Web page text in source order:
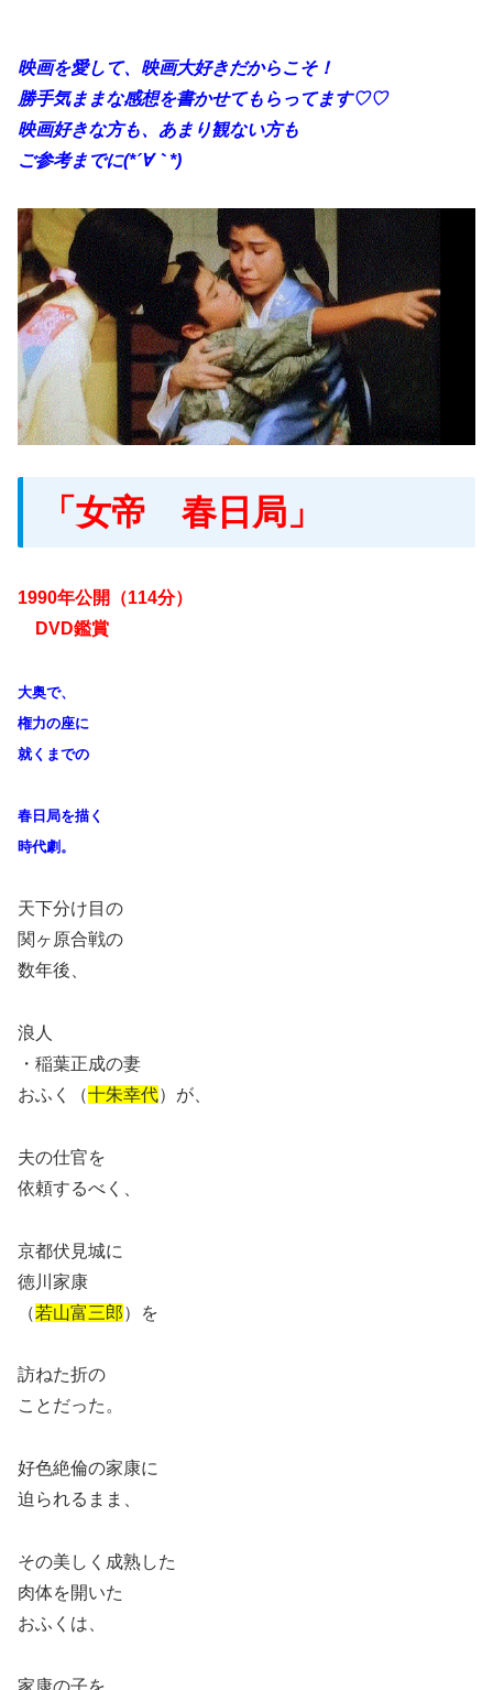
映画を愛して、映画大好きだからこそ！
勝手気ままな感想を書かせてもらってます♡♡
映画好きな方も、あまり観ない方も
ご参考までに(*´∀｀*)
「女帝 春日局」
1990年公開（114分）
DVD鑑賞
大奥で、
権力の座に
就くまでの
春日局を描く
時代劇。
天下分け目の
関ヶ原合戦の
数年後、
浪人
・稲葉正成の妻
おふく（十朱幸代）が、
夫の仕官を
依頼するべく、
京都伏見城に
徳川家康
（若山富三郎）を
訪ねた折の
ことだった。
好色絶倫の家康に
迫られるまま、
その美しく成熟した
肉体を開いた
おふくは、
家康の子を